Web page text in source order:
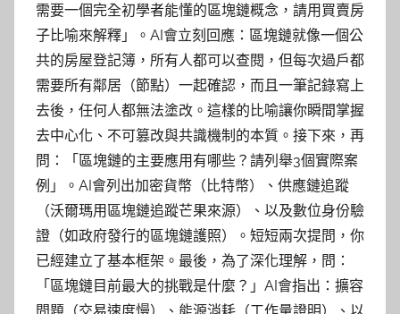
需要一個完全初學者能懂的區塊鏈概念，請用買賣房
子比喻來解釋」。AI會立刻回應：區塊鏈就像一個公
共的房屋登記簿，所有人都可以查閱，但每次過戶都
需要所有鄰居（節點）一起確認，而且一筆記錄寫上
去後，任何人都無法塗改。這樣的比喻讓你瞬間掌握
去中心化、不可篡改與共識機制的本質。接下來，再
問：「區塊鏈的主要應用有哪些？請列舉3個實際案
例」。AI會列出加密貨幣（比特幣）、供應鏈追蹤
（沃爾瑪用區塊鏈追蹤芒果來源）、以及數位身份驗
證（如政府發行的區塊鏈護照）。短短兩次提問，你
已經建立了基本框架。最後，為了深化理解，問：
「區塊鏈目前最大的挑戰是什麼？」AI會指出：擴容